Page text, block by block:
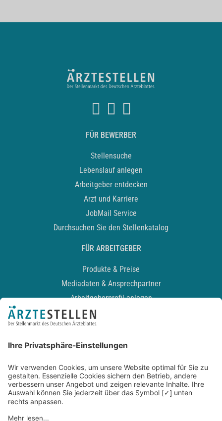
FÜR BEWERBER
Stellensuche
Lebenslauf anlegen
Arbeitgeber entdecken
Arzt und Karriere
JobMail Service
Durchsuchen Sie den Stellenkatalog
FÜR ARBEITGEBER
Produkte & Preise
Mediadaten & Ansprechpartner
Arbeitgeberprofil anlegen
Recruiting-Podcast
Kontakt
Datenschutz
Newsletter